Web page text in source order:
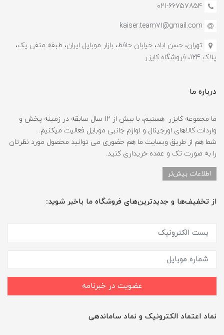
021-66757854
kaiser.team71@gmail.com
تهران، حسن اباد، خیابان حافظ، بازار موبایل ایران، طبقه منفی یک،
پلاک 124، فروشگاه کایزر
درباره ما
ما مجموعه کایزر هستیم، با بیش از 12 سال سابقه در زمینه پخش و
واردات کالاهای اورجینال و لوازم جانبی موبایل فعالیت میکنیم.
شما هم از طریق وبسایت ما هم حضوری می توانید محصول مورد نظرتان
را به صورت تک و عمده خریداری کنید.
اطلاعات بیش‌تر
از تخفیف‌ها و جدیدترین‌های فروشگاه ما باخبر شوید:
عضویت در خبرنامه
نماد اعتماد الکترونیک و نماد ساماندهی